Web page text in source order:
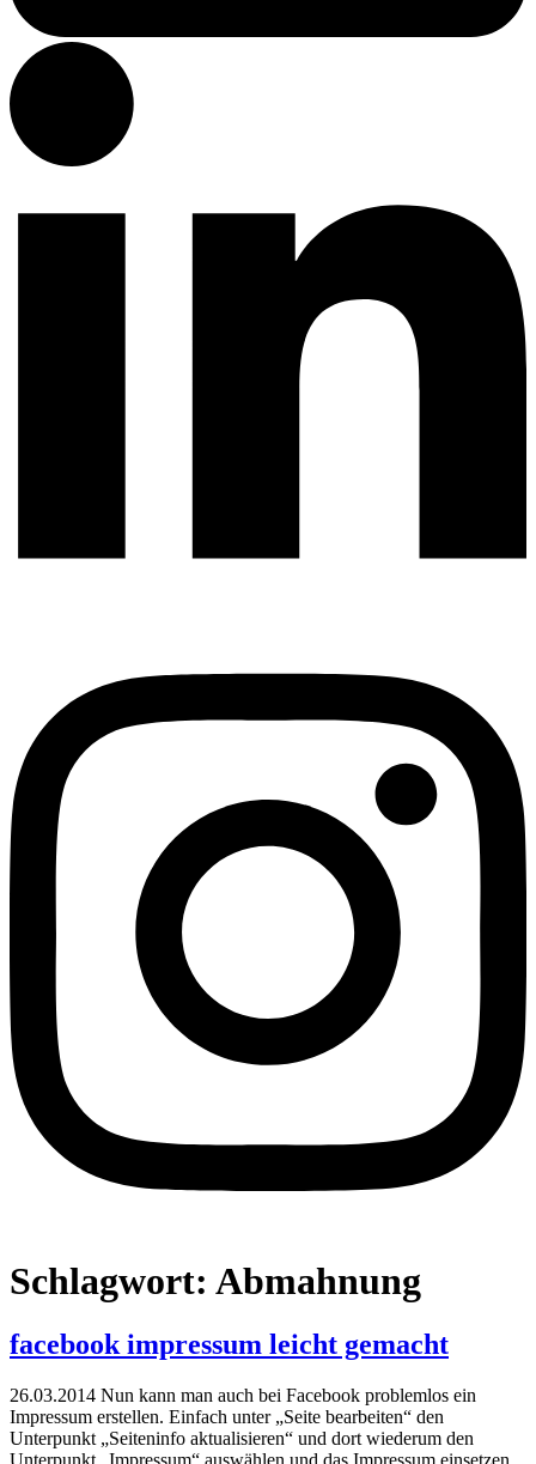
Schlagwort: Abmahnung
facebook impressum leicht gemacht
26.03.2014 Nun kann man auch bei Facebook problemlos ein
Impressum erstellen. Einfach unter „Seite bearbeiten“ den
Unterpunkt „Seiteninfo aktualisieren“ und dort wiederum den
Unterpunkt „Impressum“ auswählen und das Impressum einsetzen.